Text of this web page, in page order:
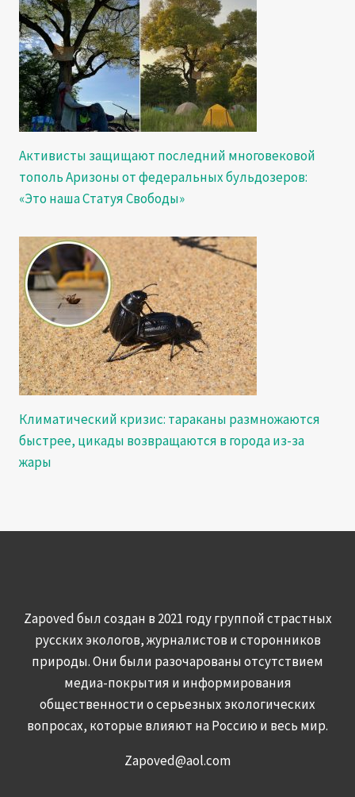
Активисты защищают последний многовековой
тополь Аризоны от федеральных бульдозеров:
«Это наша Статуя Свободы»
Климатический кризис: тараканы размножаются
быстрее, цикады возвращаются в города из-за
жары
Zapoved был создан в 2021 году группой страстных
русских экологов, журналистов и сторонников
природы. Они были разочарованы отсутствием
медиа-покрытия и информирования
общественности о серьезных экологических
вопросах, которые влияют на Россию и весь мир.
Zapoved@aol.com